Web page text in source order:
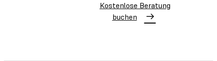
Kostenlose Beratung
buchen